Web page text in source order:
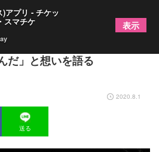
演！ 主演・浜中文一「まだ
だ」と想いを語る
2020.8.1
送る
アプリ - チケッ
スマチケ 表示